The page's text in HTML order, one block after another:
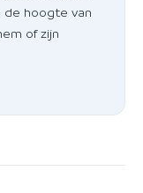
de hoogte van
of zijn